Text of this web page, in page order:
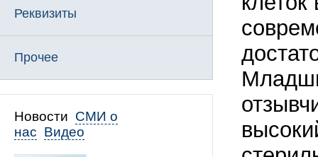
Реквизиты
Прочее
Новости СМИ о
нас Видео